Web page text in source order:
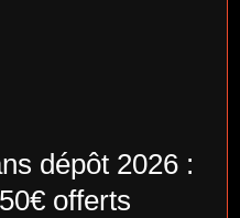
dépôt 2026 :
offerts